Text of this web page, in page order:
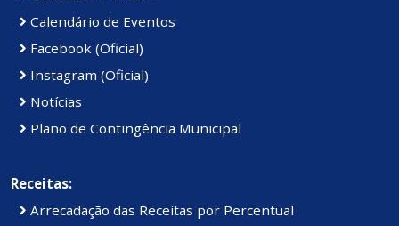
Calendário de Eventos
Facebook (Oficial)
Instagram (Oficial)
Notícias
Plano de Contingência Municipal
Receitas:
Arrecadação das Receitas por Percentual